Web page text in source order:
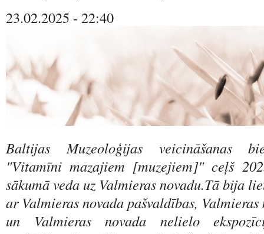
23.02.2025 - 22:40
Baltijas Muzeoloģijas veicināšanas
"Vitamīni mazajiem [muzejiem]" ceļš
sākumā veda uz Valmieras novadu.Tā bija
ar Valmieras novada pašvaldības, Valmieras
un Valmieras novada nelielo